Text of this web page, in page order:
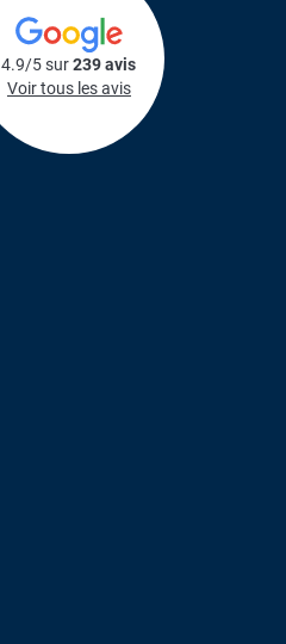
4.9/5 sur239 avis
Voir tous les avis